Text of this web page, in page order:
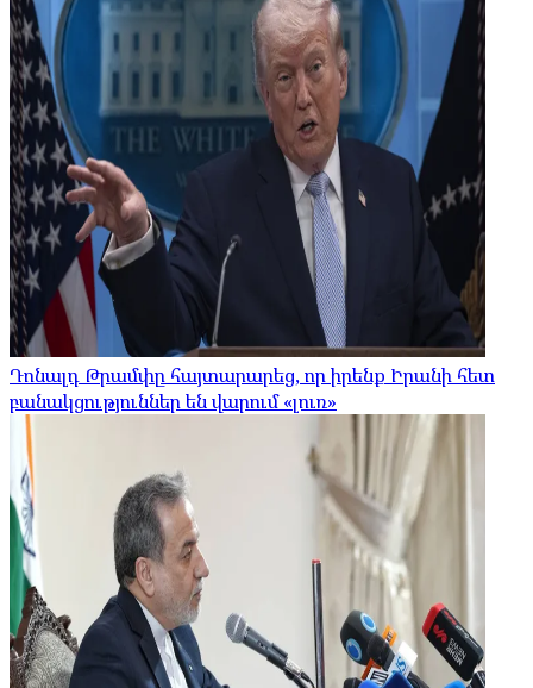
Դոնալդ Թրամփը հայտարարեց, որ իրենք Իրանի հետ
բանակցություններ են վարում «լուռ»